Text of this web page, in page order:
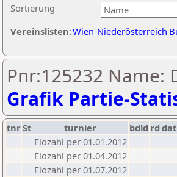
Sortierung
Vereinslisten:Wien Niederösterreich
Pnr:125232 Name:
Grafik Partie-
tnrSt turnier bdld rd
Elozahl per 01.01.2012
Elozahl per 01.04.2012
Elozahl per 01.07.2012